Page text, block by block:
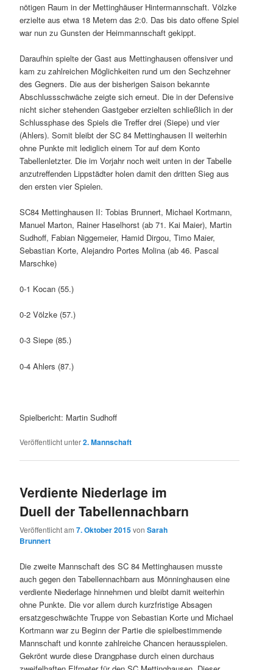
nötigen Raum in der Mettinghäuser Hintermannschaft. Völzke
erzielte aus etwa 18 Metern das 2:0. Das bis dato offene Spiel
war nun zu Gunsten der Heimmannschaft gekippt.
Daraufhin spielte der Gast aus Mettinghausen offensiver und
kam zu zahlreichen Möglichkeiten rund um den Sechzehner
des Gegners. Die aus der bisherigen Saison bekannte
Abschlussschwäche zeigte sich erneut. Die in der Defensive
nicht sicher stehenden Gastgeber erzielten schließlich in der
Schlussphase des Spiels die Treffer drei (Siepe) und vier
(Ahlers). Somit bleibt der SC 84 Mettinghausen II weiterhin
ohne Punkte mit lediglich einem Tor auf dem Konto
Tabellenletzter. Die im Vorjahr noch weit unten in der Tabelle
anzutreffenden Lippstädter holen damit den dritten Sieg aus
den ersten vier Spielen.
SC84 Mettinghausen II: Tobias Brunnert, Michael Kortmann,
Manuel Marton, Rainer Haselhorst (ab 71. Kai Maier), Martin
Sudhoff, Fabian Niggemeier, Hamid Dirgou, Timo Maier,
Sebastian Korte, Alejandro Portes Molina (ab 46. Pascal
Marschke)
0-1 Kocan (55.)
0-2 Völzke (57.)
0-3 Siepe (85.)
0-4 Ahlers (87.)
Spielbericht: Martin Sudhoff
Veröffentlicht unter2. Mannschaft
Verdiente Niederlage im
Duell der Tabellennachbarn
Veröffentlicht am7. Oktober 2015vonSarah
Brunnert
Die zweite Mannschaft des SC 84 Mettinghausen musste
auch gegen den Tabellennachbarn aus Mönninghausen eine
verdiente Niederlage hinnehmen und bleibt damit weiterhin
ohne Punkte. Die vor allem durch kurzfristige Absagen
ersatzgeschwächte Truppe von Sebastian Korte und Michael
Kortmann war zu Beginn der Partie die spielbestimmende
Mannschaft und konnte zahlreiche Chancen herausspielen.
Gekrönt wurde diese Drangphase durch einen durchaus